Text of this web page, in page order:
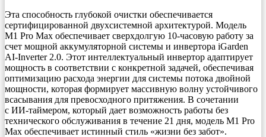
Эта способность глубокой очистки обеспечивается
сертифицированной двухсистемной архитектурой. Модель
M1 Pro Max обеспечивает сверхдолгую 10-часовую работу за
счет мощной аккумуляторной системы и инвертора iGarden
AI-Inverter 2.0. Этот интеллектуальный инвертор адаптирует
мощность в соответствии с конкретной задачей, обеспечивая
оптимизацию расхода энергии для системы потока двойной
мощности, которая формирует массивную волну устойчивого
всасывания для превосходного притяжения. В сочетании
с ИИ-таймером, который дает возможность работы без
технического обслуживания в течение 21 дня, модель M1 Pro
Max обеспечивает истинный стиль «жизни без забот».